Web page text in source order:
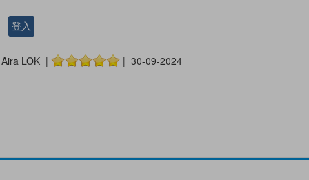
登入
Aira LOK | | 30-09-2024